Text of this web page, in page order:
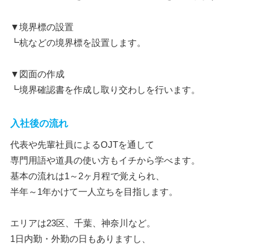
▼境界標の設置
┗杭などの境界標を設置します。
▼図面の作成
┗境界確認書を作成し取り交わしを行います。
入社後の流れ
代表や先輩社員によるOJTを通して
専門用語や道具の使い方もイチから学べます。
基本の流れは1～2ヶ月程で覚えられ、
半年～1年かけて一人立ちを目指します。
エリアは23区、千葉、神奈川など。
1日内勤・外勤の日もありますし、